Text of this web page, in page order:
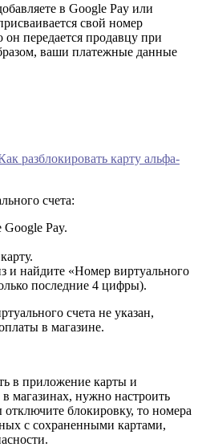
в Google Pay или
свой номер
передается продавцу при
ваши платежные данные
разблокировать карту альфа-
счета:
Pay.
и найдите «Номер виртуального
последние 4 цифры).
счета не указан,
в магазине.
в приложение карты и
магазинах, нужно настроить
блокировку, то номера
с сохраненными картами,